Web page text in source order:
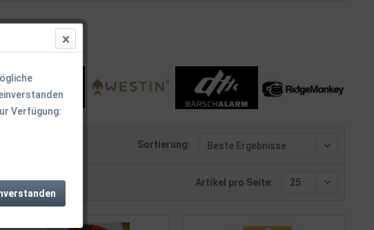
Sortierung:
Artikel pro Seite:
Verfügung: